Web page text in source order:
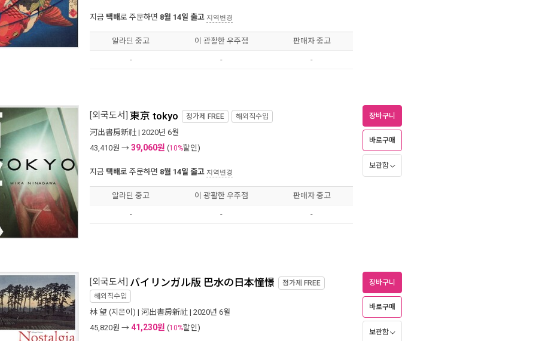
지금 택배로 주문하면 8월 14일 출고 지역변경
알라딘 중고 이 광활한 우주점 판매자 중고
- - -
[외국도서] 東京 tokyo 정가제 FREE 해외직수입
河出書房新社 | 2020년 6월
43,410원 → 39,060원 (10%할인)
지금 택배로 주문하면 8월 14일 출고 지역변경
장바구니
바로구매
보관함
알라딘 중고 이 광활한 우주점 판매자 중고
- - -
[외국도서] バイリンガル版 巴水の日本憧憬 정가제 FREE
해외직수입
林 望 (지은이) | 河出書房新社 | 2020년 6월
45,820원 → 41,230원 (10%할인)
장바구니
바로구매
보관함